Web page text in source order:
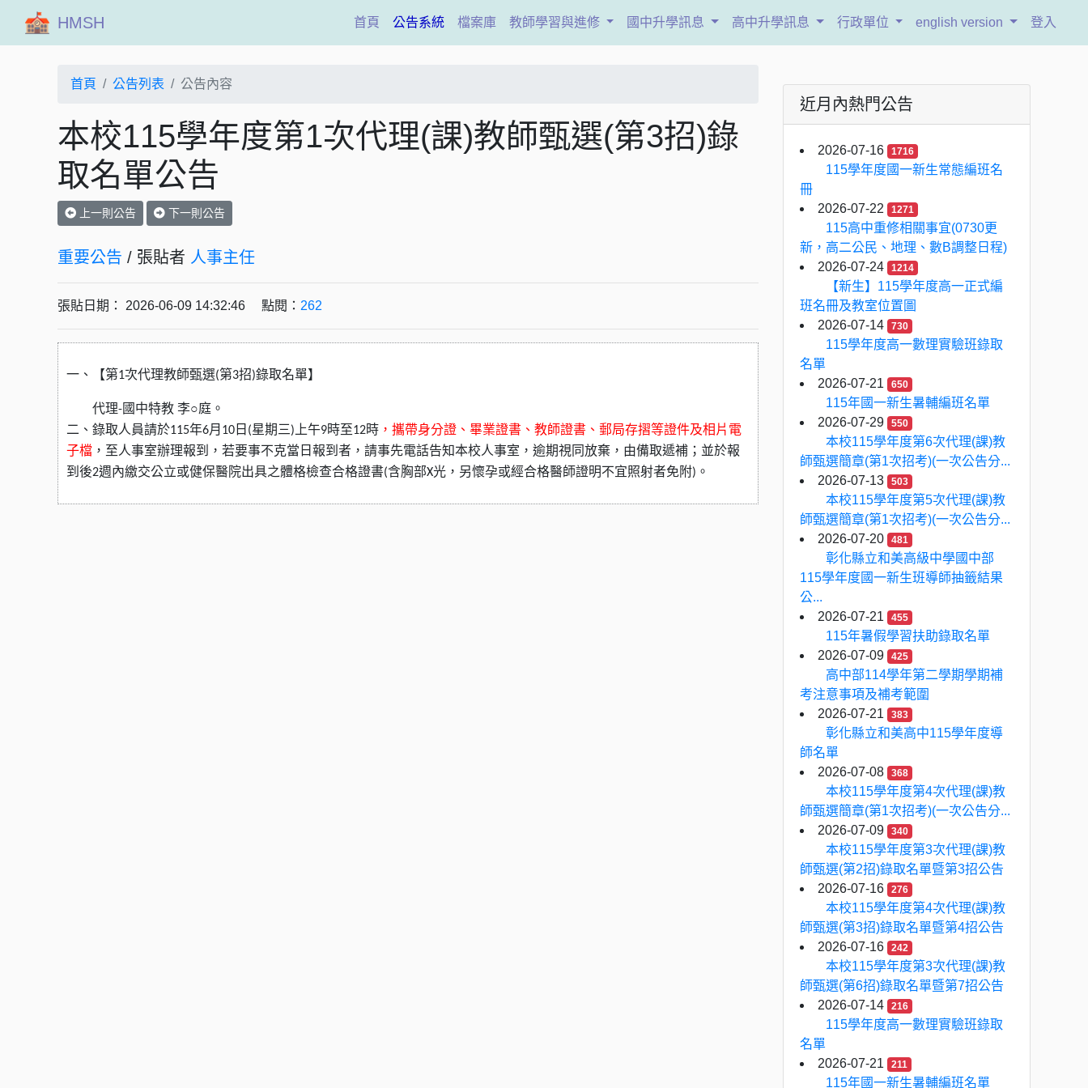
HMSH 首頁(current)
公告系統 檔案庫 教師學習與進修 國中升學訊息 高中升學訊息 行政單位 english version 登入
首頁 公告列表 公告內容
本校115學年度第1次代理(課)教師甄選(第3招)錄
取名單公告
上一則公告 下一則公告
重要公告 / 張貼者 人事主任
張貼日期： 2026-06-09 14:32:46 點閱： 262
一、 【第1次代理教師甄選(第3招)錄取名單】
代理-國中特教李○庭。
二、錄取人員請於115年6月10日(星期三)上午9時至12時 ，攜帶身分證、畢業證書、教師證書、郵局存摺等證件及相片電
子檔 ，至人事室辦理報到，若要事不克當日報到者，請事先電話告知本校人事室，逾期視同放棄，由備取遞補；並於報
到後2週內繳交公立或健保醫院出具之體格檢查合格證書(含胸部X光，另懷孕或經合格醫師證明不宜照射者免附) 。
近月內熱門公告
2026-07-16 1716
115學年度國一新生常態編班名
冊
2026-07-22
1271
115高中重修相關事宜(0730更
新，高二公民、地理、數B調整日程)
2026-07-24
1214
【新生】115學年度高一正式編
班名冊及教室位置圖
2026-07-14
730
115學年度高一數理實驗班錄取
名單
2026-07-21
650
115年國一新生暑輔編班名單
2026-07-29
550
本校115學年度第6次代理(課)教
師甄選簡章(第1次招考)(一次公告分...
2026-07-13
503
本校115學年度第5次代理(課)教
師甄選簡章(第1次招考)(一次公告分...
2026-07-20
481
彰化縣立和美高級中學國中部
115學年度國一新生班導師抽籤結果
公...
2026-07-21
455
115年暑假學習扶助錄取名單
2026-07-09
425
高中部114學年第二學期學期補
考注意事項及補考範圍
2026-07-21
383
彰化縣立和美高中115學年度導
師名單
2026-07-08
368
本校115學年度第4次代理(課)教
師甄選簡章(第1次招考)(一次公告分...
2026-07-09
340
本校115學年度第3次代理(課)教
師甄選(第2招)錄取名單暨第3招公告
2026-07-16
276
本校115學年度第4次代理(課)教
師甄選(第3招)錄取名單暨第4招公告
2026-07-16
242
本校115學年度第3次代理(課)教
師甄選(第6招)錄取名單暨第7招公告
2026-07-14
216
115學年度高一數理實驗班錄取
名單
2026-07-21
211
115年國一新生暑輔編班名單